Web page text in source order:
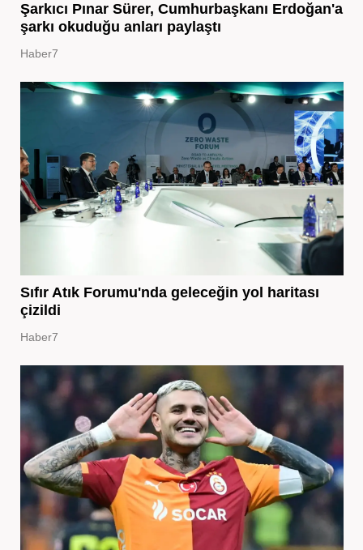
Şarkıcı Pınar Sürer, Cumhurbaşkanı Erdoğan'a
şarkı okuduğu anları paylaştı
Haber7
Sıfır Atık Forumu'nda geleceğin yol haritası
çizildi
Haber7